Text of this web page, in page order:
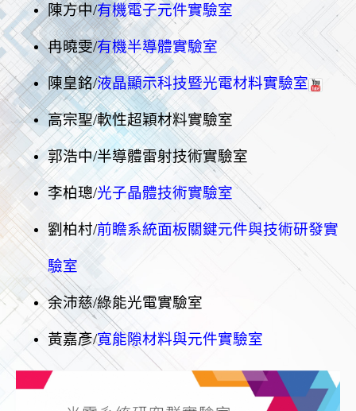
陳方中/有機電子元件實驗室
冉曉雯/有機半導體實驗室
陳皇銘/液晶顯示科技暨光電材料實驗室
高宗聖/軟性超穎材料實驗室
郭浩中/半導體雷射技術實驗室
李柏璁/光子晶體技術實驗室
劉柏村/前瞻系統面板關鍵元件與技術研發實
驗室
余沛慈/綠能光電實驗室
黃嘉彥/寬能隙材料與元件實驗室